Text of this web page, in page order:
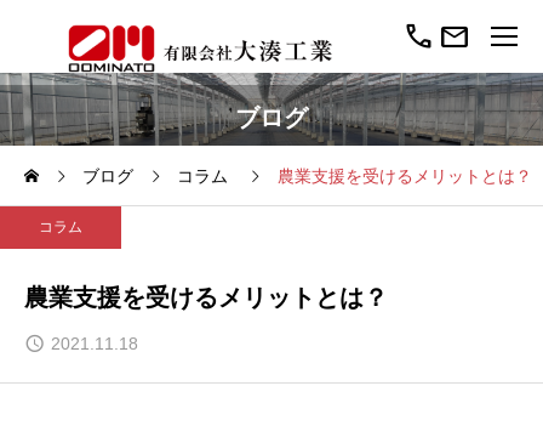
call mail
ブログ
ブログ コラム 農業支援を受けるメリットとは？
コラム
農業支援を受けるメリットとは？
2021.11.18